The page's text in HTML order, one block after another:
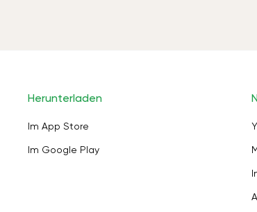
Herunterladen
Im App Store
Im Google Play